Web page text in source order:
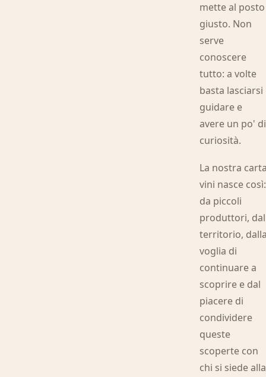
mette al posto
giusto. Non
serve
conoscere
tutto: a volte
basta lasciarsi
guidare e
avere un po' di
curiosità.
La nostra
vini nasce così:
da piccoli
produttori, dal
territorio,
voglia di
continuare a
scoprire e dal
piacere di
condividere
queste
scoperte con
chi si siede alla